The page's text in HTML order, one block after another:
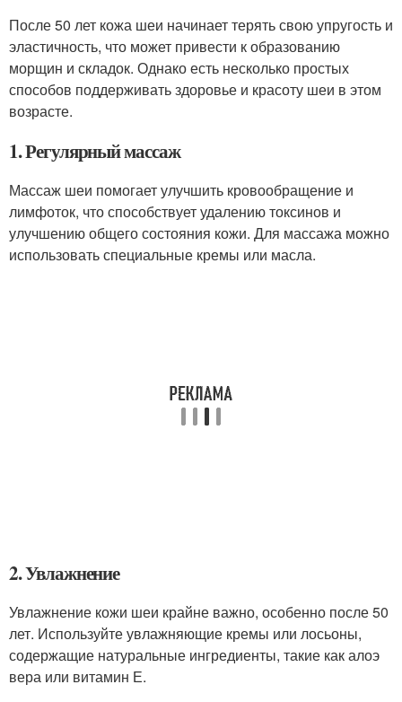
После 50 лет кожа шеи начинает терять свою упругость и
эластичность, что может привести к образованию
морщин и складок. Однако есть несколько простых
способов поддерживать здоровье и красоту шеи в этом
возрасте.
1. Регулярный массаж
Массаж шеи помогает улучшить кровообращение и
лимфоток, что способствует удалению токсинов и
улучшению общего состояния кожи. Для массажа можно
использовать специальные кремы или масла.
2. Увлажнение
Увлажнение кожи шеи крайне важно, особенно после 50
лет. Используйте увлажняющие кремы или лосьоны,
содержащие натуральные ингредиенты, такие как алоэ
вера или витамин Е.